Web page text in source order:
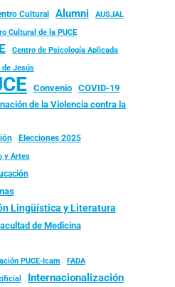
Cultural Alumni
AUSJAL
Cultural de la PUCE
Centro de Psicología Aplicada
de Jesús
Convenio
COVID-19
de la Violencia contra la
Elecciones 2025
y Artes
Lingüística y Literatura
de Medicina
PUCE-Icam FADA
Internacionalización